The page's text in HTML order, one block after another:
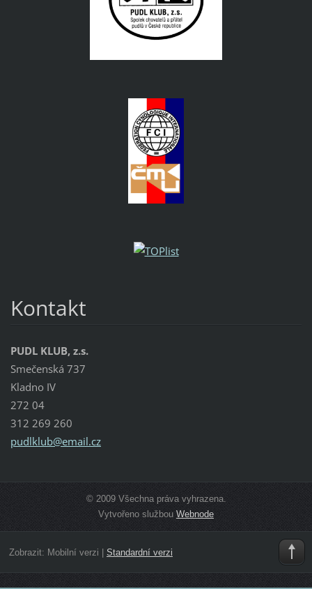
Kontakt
PUDL KLUB, z.s.
Smečenská 737
Kladno IV
272 04
312 269 260
pudlklub@email.cz
© 2009 Všechna práva vyhrazena.
Vytvořeno službou Webnode
Zobrazit: Mobilní verzi Standardní verzi